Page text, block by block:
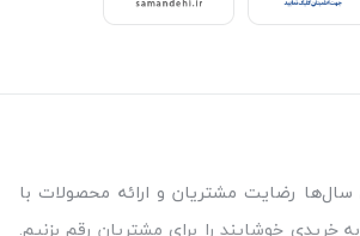
بالیشما از سال 99 فعالیت خود را آغاز کرده و در تمام این سال‌ها رضایت مشتریان و ارائه محصولات با
خوشایند را برای مشتریان رقم بزنیم.